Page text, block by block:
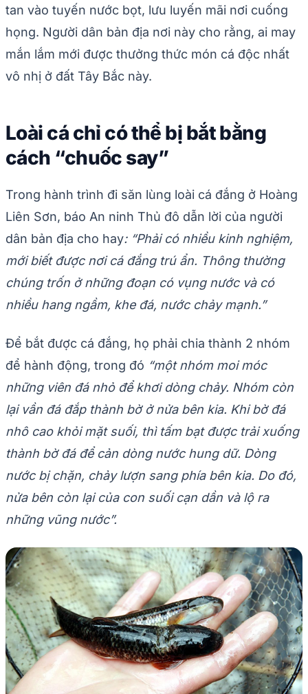
tan vào tuyến nước bọt, lưu luyến mãi nơi cuống
họng. Người dân bản địa nơi này cho rằng, ai may
mắn lắm mới được thưởng thức món cá độc nhất
vô nhị ở đất Tây Bắc này.
Loài cá chỉ có thể bị bắt bằng
cách “chuốc say”
Trong hành trình đi săn lùng loài cá đắng ở Hoàng
Liên Sơn, báo An ninh Thủ đô dẫn lời của người
dân bản địa cho hay: “Phải có nhiều kinh nghiệm,
mới biết được nơi cá đắng trú ẩn. Thông thường
chúng trốn ở những đoạn có vụng nước và có
nhiều hang ngầm, khe đá, nước chảy mạnh.”
Để bắt được cá đắng, họ phải chia thành 2 nhóm
để hành động, trong đó “một nhóm moi móc
những viên đá nhỏ để khơi dòng chảy. Nhóm còn
lại vần đá đắp thành bờ ở nửa bên kia. Khi bờ đá
nhô cao khỏi mặt suối, thì tấm bạt được trải xuống
thành bờ đá để cản dòng nước hung dữ. Dòng
nước bị chặn, chảy lượn sang phía bên kia. Do đó,
nửa bên còn lại của con suối cạn dần và lộ ra
những vũng nước”.